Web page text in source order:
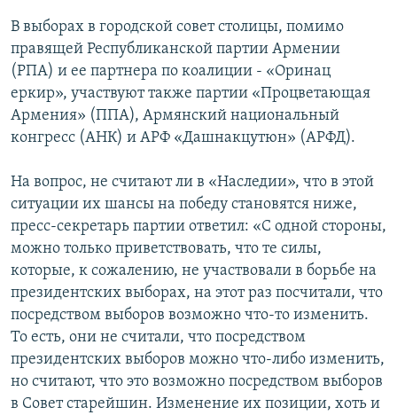
В выборах в городской совет столицы, помимо
правящей Республиканской партии Армении
(РПА) и ее партнера по коалиции - «Оринац
еркир», участвуют также партии «Процветающая
Армения» (ППА), Армянский национальный
конгресс (АНК) и АРФ «Дашнакцутюн» (АРФД).
На вопрос, не считают ли в «Наследии», что в этой
ситуации их шансы на победу становятся ниже,
пресс-секретарь партии ответил: «С одной стороны,
можно только приветствовать, что те силы,
которые, к сожалению, не участвовали в борьбе на
президентских выборах, на этот раз посчитали, что
посредством выборов возможно что-то изменить.
То есть, они не считали, что посредством
президентских выборов можно что-либо изменить,
но считают, что это возможно посредством выборов
в Совет старейшин. Изменение их позиции, хоть и